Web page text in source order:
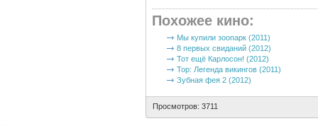
Похожее кино:
Мы купили зоопарк (2011)
8 первых свиданий (2012)
Тот ещё Карлосон! (2012)
Тор: Легенда викингов (2011)
Зубная фея 2 (2012)
Просмотров: 3711